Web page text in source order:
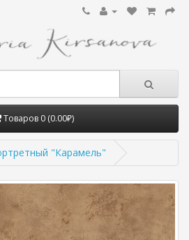
Товаров 0 (0.00₽)
"Карамель"